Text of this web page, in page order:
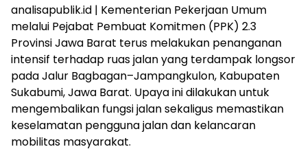
analisapublik.id | Kementerian Pekerjaan Umum
melalui Pejabat Pembuat Komitmen (PPK) 2.3
Provinsi Jawa Barat terus melakukan penanganan
intensif terhadap ruas jalan yang terdampak longsor
pada Jalur Bagbagan–Jampangkulon, Kabupaten
Sukabumi, Jawa Barat. Upaya ini dilakukan untuk
mengembalikan fungsi jalan sekaligus memastikan
keselamatan pengguna jalan dan kelancaran
mobilitas masyarakat.